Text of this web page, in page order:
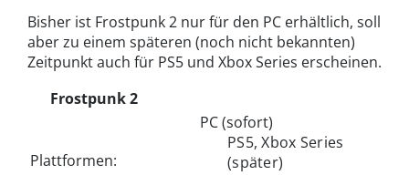
Bisher ist Frostpunk 2 nur für den PC erhältlich, soll
aber zu einem späteren (noch nicht bekannten)
Zeitpunkt auch für PS5 und Xbox Series erscheinen.
Frostpunk 2
Plattformen:
PC (sofort)
PS5, Xbox Series
(später)